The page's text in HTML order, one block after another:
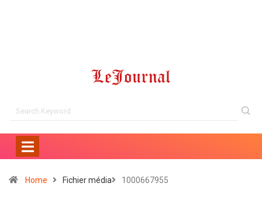
Home Fichier média 1000667955